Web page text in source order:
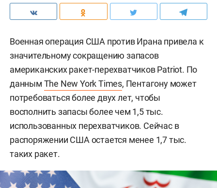
Военная операция США против Ирана привела к
значительному сокращению запасов
американских ракет-перехватчиков Patriot. По
данным The New York Times, Пентагону может
потребоваться более двух лет, чтобы
восполнить запасы более чем 1,5 тыс.
использованных перехватчиков. Сейчас в
распоряжении США остается менее 1,7 тыс.
таких ракет.